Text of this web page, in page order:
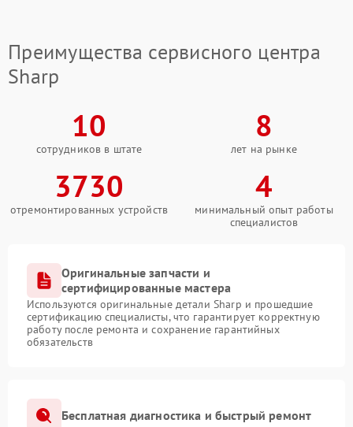
Преимущества сервисного центра
Sharp
10
сотрудников в штате
8
лет на рынке
3730
отремонтированных устройств
4
минимальный опыт работы
специалистов
Оригинальные запчасти и
сертифицированные мастера
Используются оригинальные детали Sharp и прошедшие
сертификацию специалисты, что гарантирует корректную
работу после ремонта и сохранение гарантийных
обязательств
Бесплатная диагностика и быстрый ремонт